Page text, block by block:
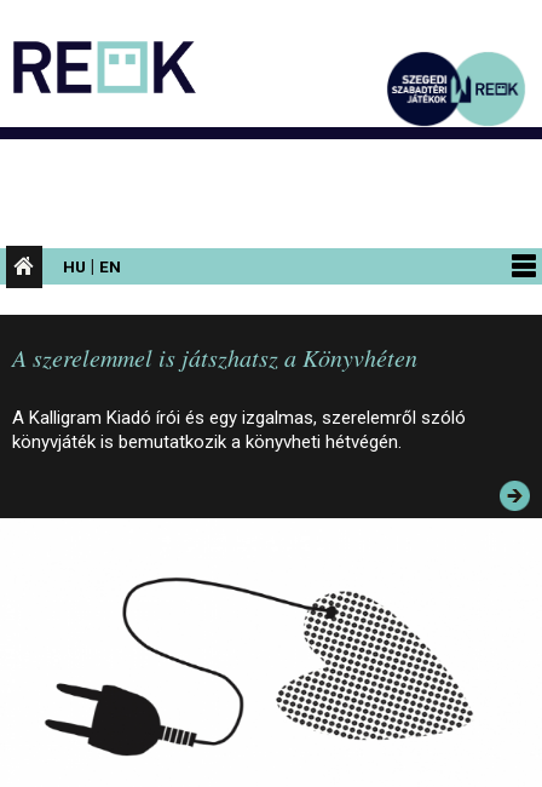
HU | EN
PROGRAMOK
KIÁLLÍTÁSOK
AZ ÉPÜLET
INFORMÁCIÓK
ELÉRHETŐSÉG
PALOTASÉTÁK ÉS VEZETÉSEK
KÖZÉRDEKŰ ADATOK
A szerelemmel is játszhatsz a Könyvhéten
A Kalligram Kiadó írói és egy izgalmas, szerelemről szóló
könyvjáték is bemutatkozik a könyvheti hétvégén.